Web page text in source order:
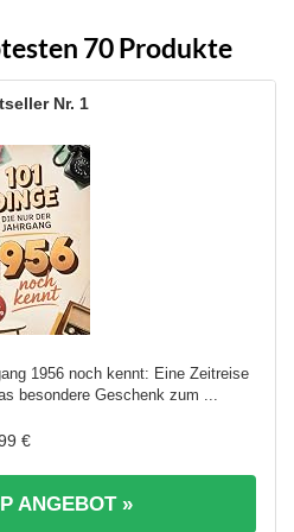
70 Produkte
1
1956 noch kennt: Eine Zeitreise
besondere Geschenk zum ...
€
ANGEBOT »